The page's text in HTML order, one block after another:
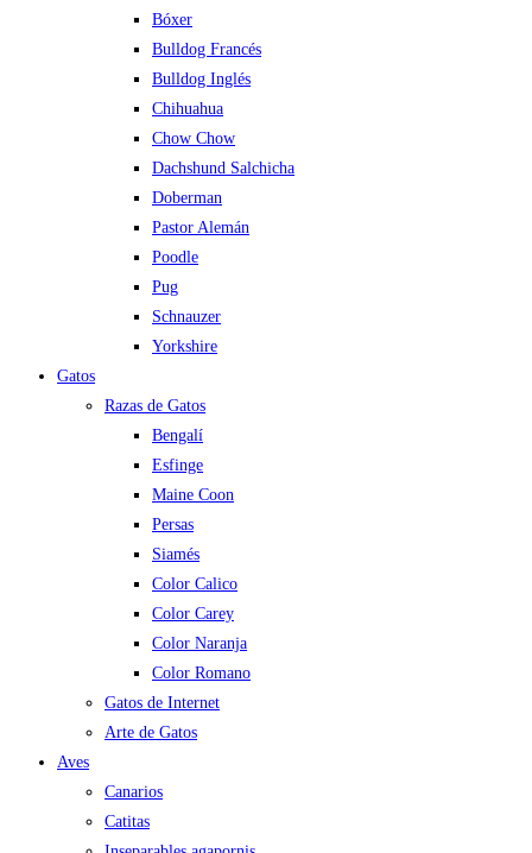
Bóxer
Bulldog Francés
Bulldog Inglés
Chihuahua
Chow Chow
Dachshund Salchicha
Doberman
Pastor Alemán
Poodle
Pug
Schnauzer
Yorkshire
Gatos
Razas de Gatos
Bengalí
Esfinge
Maine Coon
Persas
Siamés
Color Calico
Color Carey
Color Naranja
Color Romano
Gatos de Internet
Arte de Gatos
Aves
Canarios
Catitas